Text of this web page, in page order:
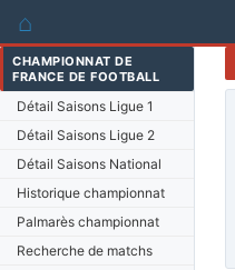
⌂
CHAMPIONNAT DE
FRANCE DE FOOTBALL
Détail Saisons Ligue 1
Détail Saisons Ligue 2
Détail Saisons National
Historique championnat
Palmarès championnat
Recherche de matchs